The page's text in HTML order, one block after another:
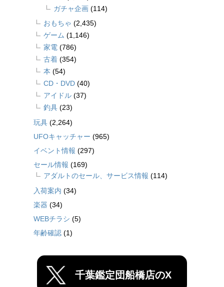
ガチャ企画 (114)
おもちゃ (2,435)
ゲーム (1,146)
家電 (786)
古着 (354)
本 (54)
CD・DVD (40)
アイドル (37)
釣具 (23)
玩具 (2,264)
UFOキャッチャー (965)
イベント情報 (297)
セール情報 (169)
アダルトのセール、サービス情報 (114)
入荷案内 (34)
楽器 (34)
WEBチラシ (5)
年齢確認 (1)
千葉鑑定団船橋店のX